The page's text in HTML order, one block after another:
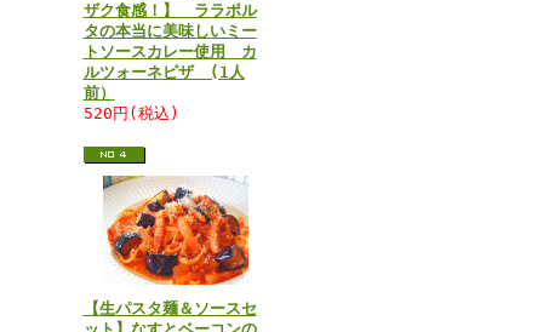
ザク食感！】 ララポル
タの本当に美味しいミー
トソースカレー使用 カ
ルツォーネピザ (1人
前）
520円(税込)
【生パスタ麺＆ソースセ